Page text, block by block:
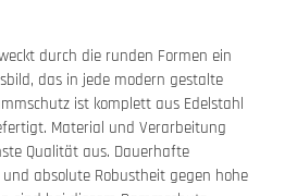
durch die runden Formen ein
das in jede modern gestalte
ist komplett aus Edelstahl
Material und Verarbeitung
Qualität aus. Dauerhafte
absolute Robustheit gegen hohe